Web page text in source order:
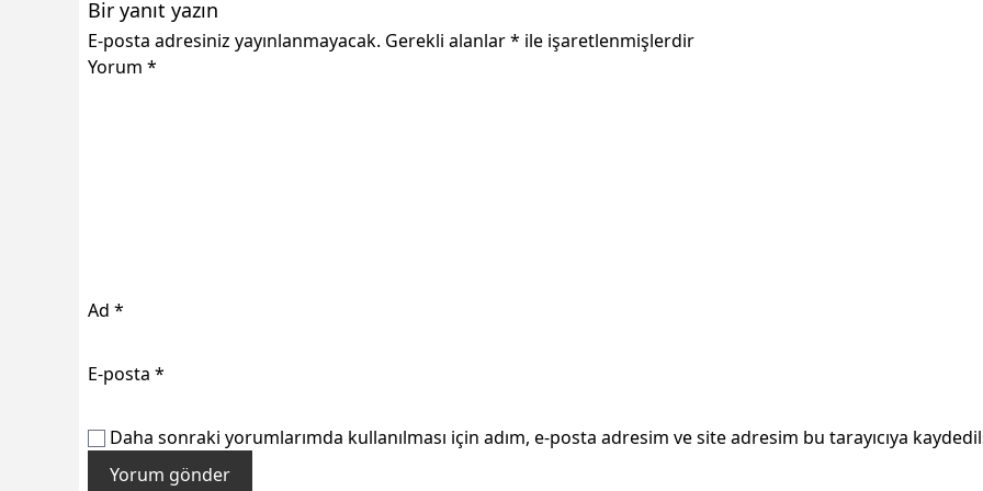
Bir yanıt yazın
E-posta adresiniz yayınlanmayacak. Gerekli alanlar* ile işaretlenmişlerdir
Yorum *
Ad *
E-posta *
Daha sonraki yorumlarımda kullanılması için adım, e-posta adresim ve site adresim bu tarayıcıya